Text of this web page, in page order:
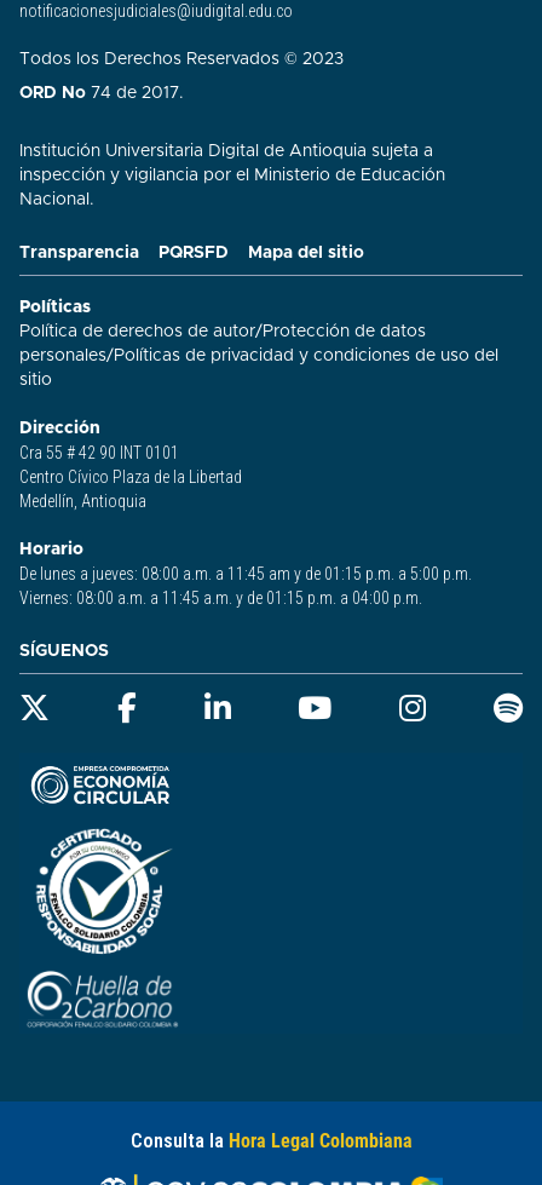
Transparencia PQRSFD Mapa del sitio
Políticas
Política de derechos de autor/ Protección de datos
personales/ Políticas de privacidad y condiciones de uso del
sitio​
Dirección
Cra 55 # 42 90 INT 0101
Centro Cívico Plaza de la Libertad
Medellín, Antioquia
Horario
De lunes a jueves: 08:00 a.m. a 11:45 am y de 01:15 p.m. a 5:00 p.m.
Viernes: 08:00 a.m. a 11:45 a.m. y de 01:15 p.m. a 04:00 p.m.
notificacionesjudiciales@iudigital.edu.co
Todos los Derechos Reservados © 2023
ORD No 74 de 2017.
Institución Universitaria Digital de Antioquia sujeta a
inspección y vigilancia por el Ministerio de Educación
Nacional.
SÍGUENOS
Consulta la Hora Legal Colombiana